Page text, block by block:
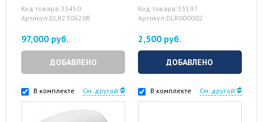
Код товара:33450
Артикул:DLR230620R
97,000 руб.
ДОБАВЛЕНО
Код товара:33197
Артикул:DLR000002
2,500 руб.
ДОБАВЛЕНО
В комплекте См. другой В комплекте См. другой